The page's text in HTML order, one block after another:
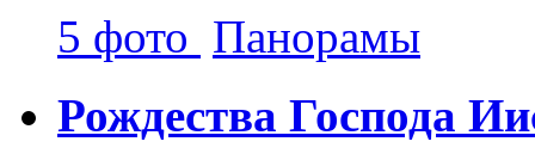
5 фото Панорамы
Рождества Господа